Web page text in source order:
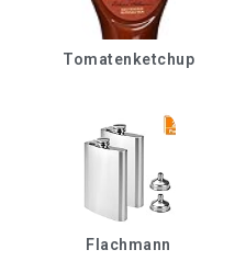
Tomatenketchup
Flachmann